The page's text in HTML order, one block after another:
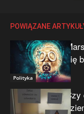
POWIĄZANE
Polityka
się
Czy